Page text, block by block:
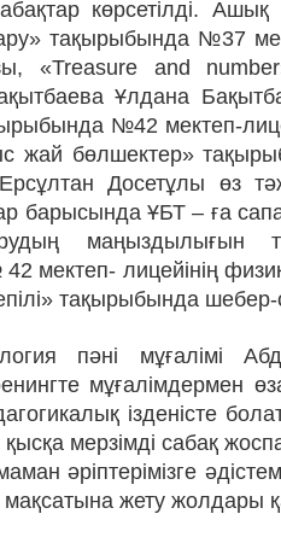
көрсетілді. Ашық
тақырыбында №37
«Treasure and
Ұлдана
№42 мектеп-
жай бөлшектер»
Досетұлы өз
барысында ҰБТ – ға
маңыздылығын
мектеп- лицейінің
тақырыбында шебер-
пәні мұғалімі
мұғалімдермен
ізденісте
мерзімді сабақ
әріптерімізге
мақсатына жету жолдары